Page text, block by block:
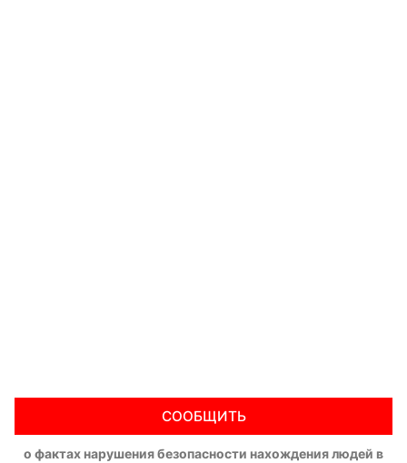
СООБЩИТЬ
о фактах нарушения безопасности нахождения людей в